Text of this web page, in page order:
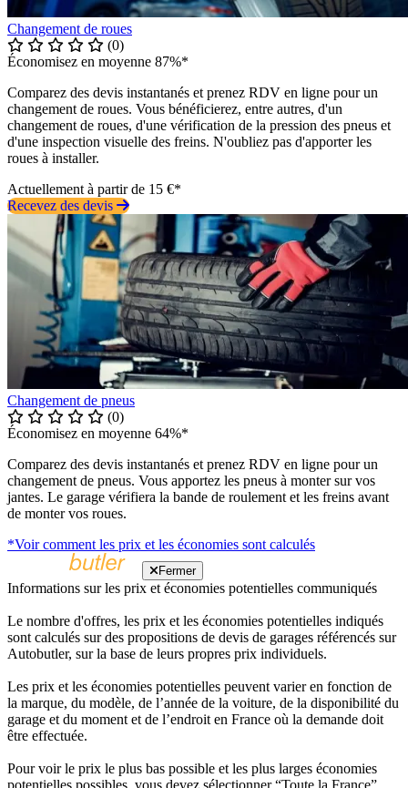
Changement de roues
(0)
Économisez en moyenne 87%*
Comparez des devis instantanés et prenez RDV en ligne pour un
changement de roues. Vous bénéficierez, entre autres, d'un
changement de roues, d'une vérification de la pression des pneus et
d'une inspection visuelle des freins. N'oubliez pas d'apporter les
roues à installer.
Actuellement à partir de 15 €*
Recevez des devis
Changement de pneus
(0)
Économisez en moyenne 64%*
Comparez des devis instantanés et prenez RDV en ligne pour un
changement de pneus. Vous apportez les pneus à monter sur vos
jantes. Le garage vérifiera la bande de roulement et les freins avant
de monter vos roues.
*Voir comment les prix et les économies sont calculés
Fermer
Informations sur les prix et économies potentielles communiqués
Le nombre d'offres, les prix et les économies potentielles indiqués
sont calculés sur des propositions de devis de garages référencés sur
Autobutler, sur la base de leurs propres prix individuels.
Les prix et les économies potentielles peuvent varier en fonction de
la marque, du modèle, de l’année de la voiture, de la disponibilité du
garage et du moment et de l’endroit en France où la demande doit
être effectuée.
Pour voir le prix le plus bas possible et les plus larges économies
potentielles possibles, vous devez sélectionner “Toute la France”